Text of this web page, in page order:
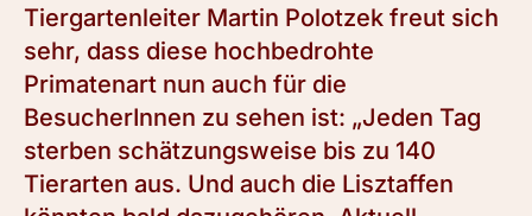
Tiergartenleiter Martin Polotzek freut sich
sehr, dass diese hochbedrohte
Primatenart nun auch für die
BesucherInnen zu sehen ist: „Jeden Tag
sterben schätzungsweise bis zu 140
Tierarten aus. Und auch die Lisztaffen